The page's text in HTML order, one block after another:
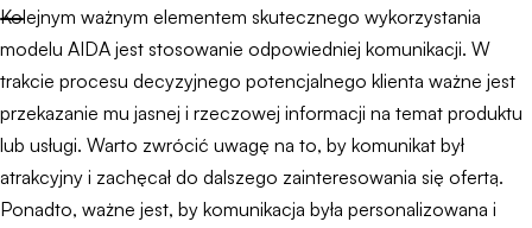
Kolejnym ważnym elementem skutecznego wykorzystania
modelu AIDA jest stosowanie odpowiedniej komunikacji. W
trakcie procesu decyzyjnego potencjalnego klienta ważne jest
przekazanie mu jasnej i rzeczowej informacji na temat produktu
lub usługi. Warto zwrócić uwagę na to, by komunikat był
atrakcyjny i zachęcał do dalszego zainteresowania się ofertą.
Ponadto, ważne jest, by komunikacja była personalizowana i